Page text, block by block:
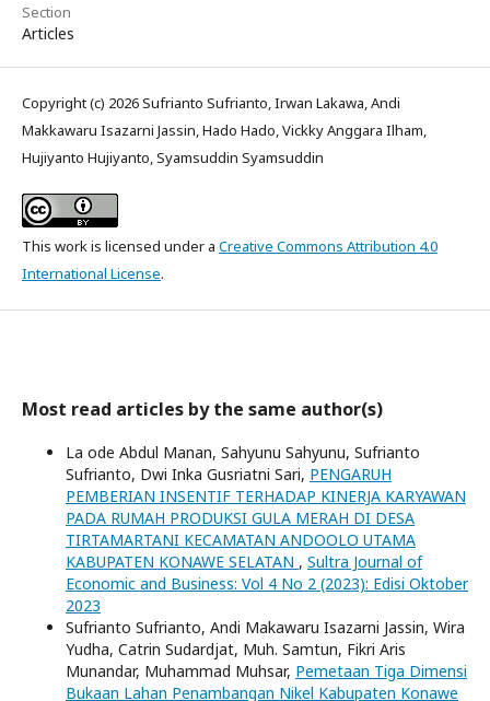
Section
Articles
Copyright (c) 2026 Sufrianto Sufrianto, Irwan Lakawa, Andi
Makkawaru Isazarni Jassin, Hado Hado, Vickky Anggara Ilham,
Hujiyanto Hujiyanto, Syamsuddin Syamsuddin
This work is licensed under a Creative Commons Attribution 4.0
International License.
Most read articles by the same author(s)
La ode Abdul Manan, Sahyunu Sahyunu, Sufrianto
Sufrianto, Dwi Inka Gusriatni Sari, PENGARUH
PEMBERIAN INSENTIF TERHADAP KINERJA KARYAWAN
PADA RUMAH PRODUKSI GULA MERAH DI DESA
TIRTAMARTANI KECAMATAN ANDOOLO UTAMA
KABUPATEN KONAWE SELATAN , Sultra Journal of
Economic and Business: Vol 4 No 2 (2023): Edisi Oktober
2023
Sufrianto Sufrianto, Andi Makawaru Isazarni Jassin, Wira
Yudha, Catrin Sudardjat, Muh. Samtun, Fikri Aris
Munandar, Muhammad Muhsar, Pemetaan Tiga Dimensi
Bukaan Lahan Penambangan Nikel Kabupaten Konawe